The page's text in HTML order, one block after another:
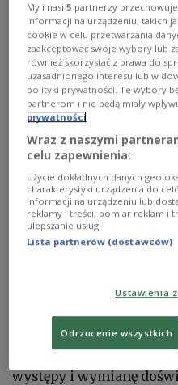
zdjęcie ilustracyjne fot. SI
Projekt realizowany
Stowarzyszenie Polskiej
które działa od około
wspieraniu młodzieży
społeczności
Biliniewicz, inicjatywa
zachęcać młodych
swoich pasji.
prezentowano talenty z
Organizatorzy
stworzenia
pozwoliłaby młodym
występy i wymianę
My i nasi5 partnerzy
informacji na urządzeniu, takich
cookie w celu przetwarzania
zaakceptować swoje wybory lub
również skorzystać z prawa do
uzasadnionego interesu lub w
polityki prywatności. Te wybory
partnerom i nie będą miały
prywatności
Wraz z naszymi
celu zapewnienia:
Użycie dokładnych danych
charakterystyki urządzenia do
informacji na urządzeniu lub
reklamy i treści, pomiar reklam i
ulepszanie usług.
Lista partnerów (dostawców)
Ustawienia
Odrzucenie wszystkich